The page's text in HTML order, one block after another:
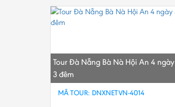
Tour Đà Nẵng Bà Nà Hội An 4 ngày
3 đêm
MÃ TOUR: DNXNETVN-4014